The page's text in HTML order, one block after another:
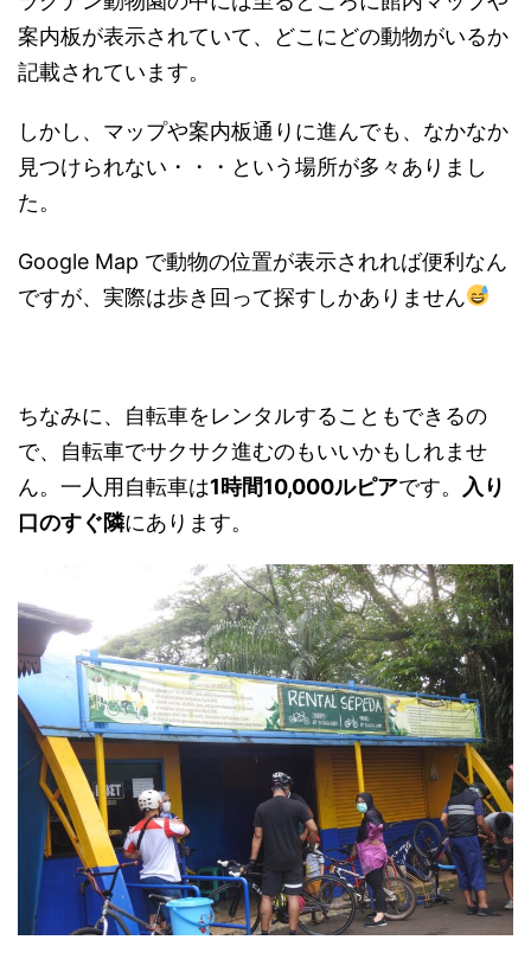
案内板が表示されていて、どこにどの動物がいるか
記載されています。
しかし、マップや案内板通りに進んでも、なかなか
見つけられない・・・という場所が多々ありまし
た。
Google Map で動物の位置が表示されれば便利なん
ですが、実際は歩き回って探すしかありません
ちなみに、自転車をレンタルすることもできるの
で、自転車でサクサク進むのもいいかもしれませ
ん。一人用自転車は1時間10,000ルピアです。
入り
口のすぐ隣にあります。